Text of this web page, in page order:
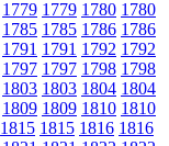
1779 1779 1780 1780
1785 1785 1786 1786
1791 1791 1792 1792
1797 1797 1798 1798
1803 1803 1804 1804
1809 1809 1810 1810
1815 1815 1816 1816